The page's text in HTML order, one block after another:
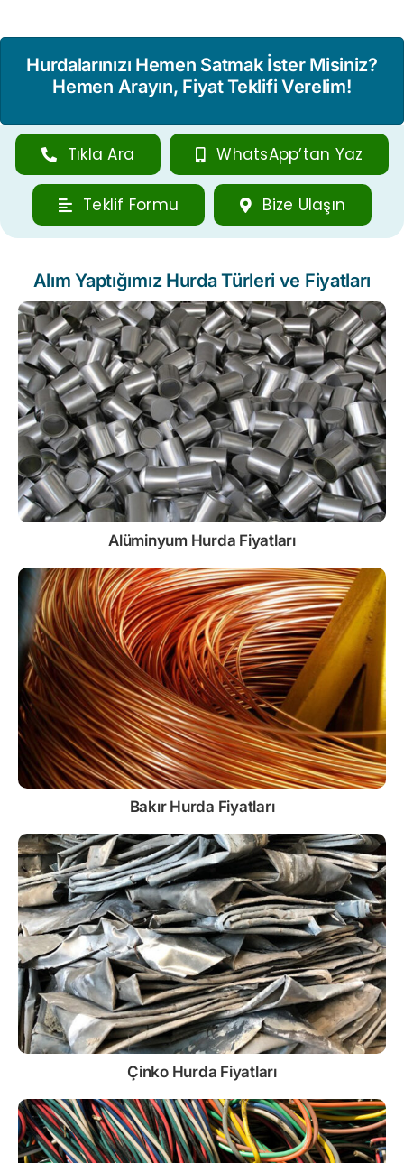
Hurdalarınızı Hemen Satmak İster Misiniz?
Hemen Arayın, Fiyat Teklifi Verelim!
Tıkla Ara WhatsApp’tan Yaz
Teklif Formu Bize Ulaşın
Alım Yaptığımız Hurda Türleri ve Fiyatları
Alüminyum Hurda Fiyatları
Bakır Hurda Fiyatları
Çinko Hurda Fiyatları